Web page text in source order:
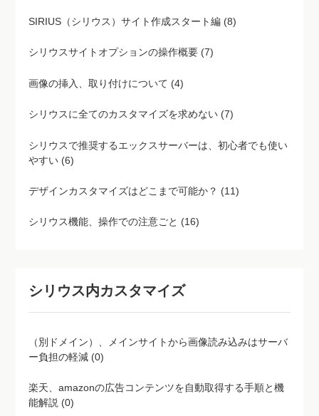
SIRIUS（シリウス）サイト作成スタート編 (8)
シリウスサイトオプションの操作概要 (7)
画像の挿入、取り付けについて (4)
シリウスに全てのカスタマイズを求めない (7)
シリウスで推奨するエックスサーバーは、初心者でも使い
やすい (6)
デザインカスタマイズはどこまで可能か？ (11)
シリウス機能、操作での注意ごと (16)
シリウス内カスタマイズ
（別ドメイン）、メインサイトから画像読み込みはサーバ
ー負担の軽減 (0)
楽天、amazonの広告コンテンツを自動取得する手順と機
能解説 (0)